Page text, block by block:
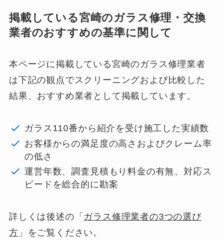
掲載している宮崎のガラス修理・交換
業者のおすすめの基準に関して
本ページに掲載している宮崎のガラス修理業者
は下記の観点でスクリーニングおよび比較した
結果、おすすめ業者として掲載しています。
ガラス110番から紹介を受け施工した実績数
お客様からの満足度の高さおよびクレーム率
の低さ
運営年数、調査見積もり料金の有無、対応ス
ピードを総合的に勘案
詳しくは後述の「 ガラス修理業者の3つの選び
方 」をご覧ください。